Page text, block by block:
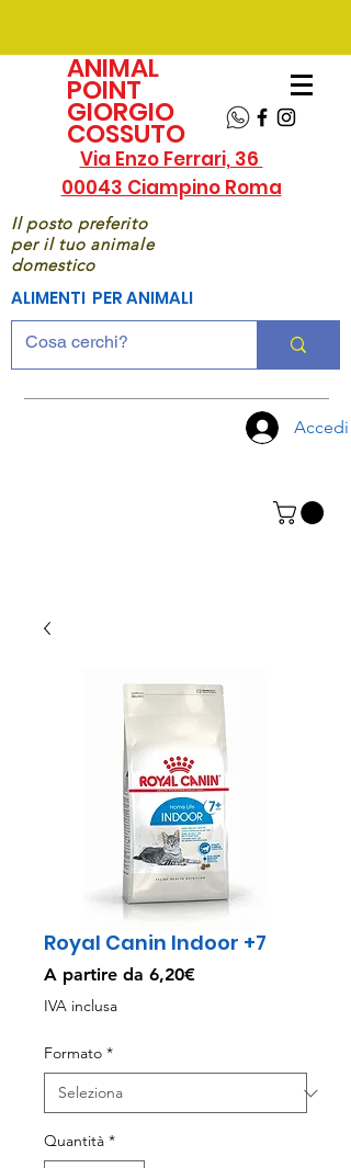
ANIMAL
POINT
GIORGIO
COSSUTO
Via Enzo Ferrari, 36
00043 Ciampino Roma
Il posto preferito
per il tuo animale
domestico
ALIMENTI PER ANIMALI
Accedi
Royal Canin Indoor +7
A partire da 6,20€Prezzo
IVA inclusa
Formato *
Quantità *